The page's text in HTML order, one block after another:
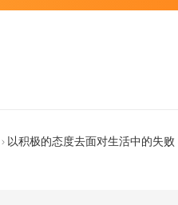
以积极的态度去面对生活中的失败